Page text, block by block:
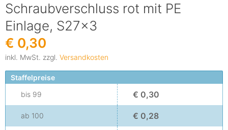
Schraubverschluss rot mit PE
Einlage, S27x3
€ 0,30
inkl. MwSt. zzgl. Versandkosten
Staffelpreise
bis 99 € 0,30
ab 100 € 0,28